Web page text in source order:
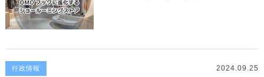
行政情報 2024.09.25